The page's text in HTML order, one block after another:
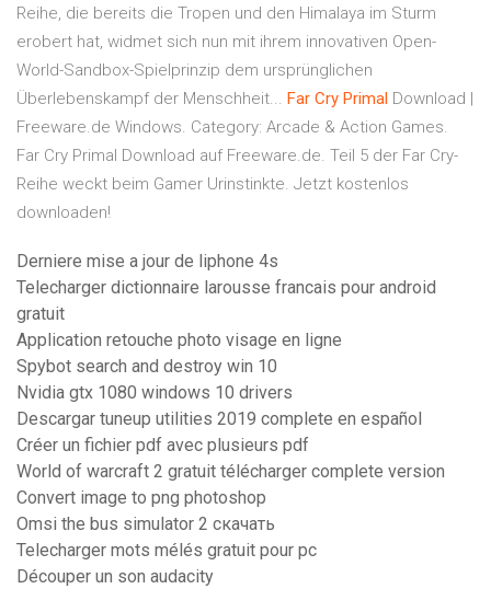
Reihe, die bereits die Tropen und den Himalaya im Sturm
erobert hat, widmet sich nun mit ihrem innovativen Open-
World-Sandbox-Spielprinzip dem ursprünglichen
Überlebenskampf der Menschheit... Far Cry Primal Download |
Freeware.de Windows. Category: Arcade & Action Games.
Far Cry Primal Download auf Freeware.de. Teil 5 der Far Cry-
Reihe weckt beim Gamer Urinstinkte. Jetzt kostenlos
downloaden!
Derniere mise a jour de liphone 4s
Telecharger dictionnaire larousse francais pour android
gratuit
Application retouche photo visage en ligne
Spybot search and destroy win 10
Nvidia gtx 1080 windows 10 drivers
Descargar tuneup utilities 2019 complete en español
Créer un fichier pdf avec plusieurs pdf
World of warcraft 2 gratuit télécharger complete version
Convert image to png photoshop
Omsi the bus simulator 2 скачать
Telecharger mots mélés gratuit pour pc
Découper un son audacity